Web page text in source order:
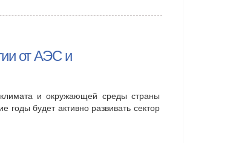
от АЭС и
и окружающей среды страны
будет активно развивать сектор